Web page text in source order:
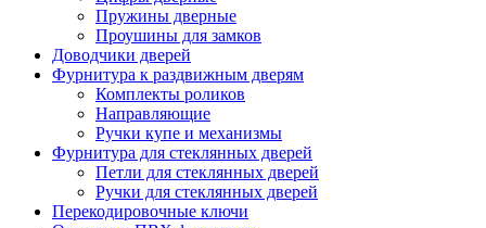
Пружины дверные
Проушины для замков
Доводчики дверей
Фурнитура к раздвижным дверям
Комплекты роликов
Направляющие
Ручки купе и механизмы
Фурнитура для стеклянных дверей
Петли для стеклянных дверей
Ручки для стеклянных дверей
Перекодировочные ключи